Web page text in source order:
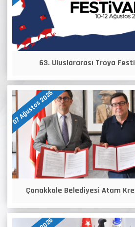
63. Uluslararası Troya
07 Ağustos 2026
Çanakkale Belediyesi Atam